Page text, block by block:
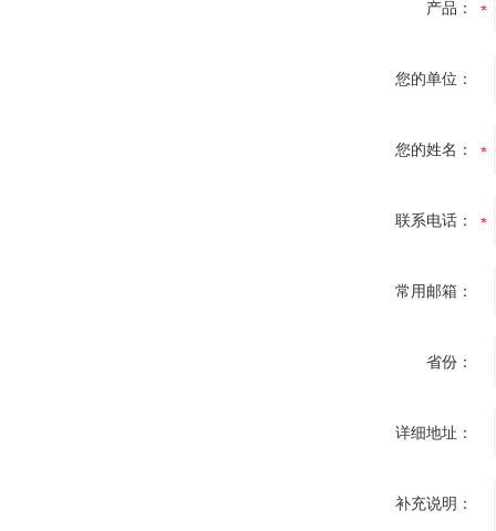
产品：
您的单位：
您的姓名：
联系电话：
常用邮箱：
省份：
详细地址：
补充说明：